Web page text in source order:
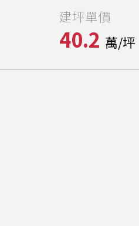
建坪單價
40.2 萬/坪